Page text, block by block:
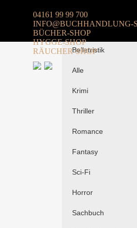
04161 99 99 700
INFO@BUCHHANDLUNG-
BÜCHER-SHOP
HYGGE-SHOP
RÄUCHER-SHOP
Belletristik
Alle
Krimi
Thriller
Romance
Fantasy
Sci-Fi
Horror
Sachbuch